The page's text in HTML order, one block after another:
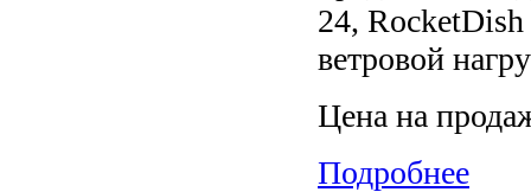
24,
ветровой
Цена на
Подробнее